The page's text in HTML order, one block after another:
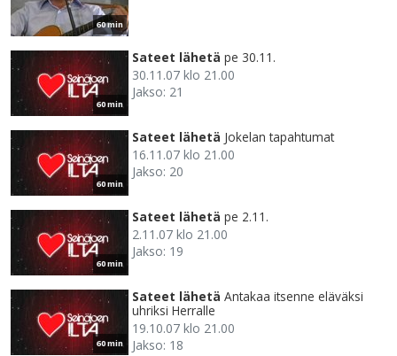
60 min
60 min
Sateet lähetä pe 30.11.
30.11.07 klo 21.00
Jakso: 21
60 min
Sateet lähetä Jokelan tapahtumat
16.11.07 klo 21.00
Jakso: 20
60 min
Sateet lähetä pe 2.11.
2.11.07 klo 21.00
Jakso: 19
60 min
Sateet lähetä Antakaa itsenne eläväksi
uhriksi Herralle
19.10.07 klo 21.00
Jakso: 18